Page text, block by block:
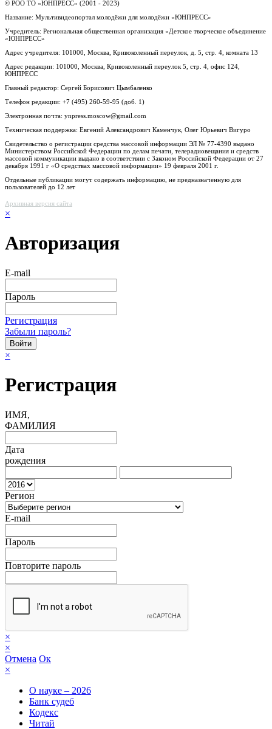
© РОО ТО «ЮНПРЕСС» (2001 - 2023)
Название: Мультивидеопортал молодёжи для молодёжи «ЮНПРЕСС»
Учредитель: Региональная общественная организация «Детское творческое объединение
«ЮНПРЕСС»
Адрес учредителя: 101000, Москва, Кривоколенный переулок, д. 5, стр. 4, комната 13
Адрес редакции: 101000, Москва, Кривоколенный переулок 5, стр. 4, офис 124,
ЮНПРЕСС
Главный редактор: Сергей Борисович Цымбаленко
Телефон редакции: +7 (495) 260-59-95 (доб. 1)
Электронная почта: ynpress.moscow@gmail.com
Техническая поддержка: Евгений Александрович Каменчук, Олег Юрьевич Вигуро
Свидетельство о регистрации средства массовой информации ЭЛ № 77-4390 выдано
Министерством Российской Федерации по делам печати, телерадиовещания и средств
массовой коммуникации выдано в соответствии с Законом Российской Федерации от 27
декабря 1991 г «О средствах массовой информации» 19 февраля 2001 г.
Отдельные публикации могут содержать информацию, не предназначенную для
пользователей до 12 лет
Архивная версия сайта
×
Авторизация
E-mail
Пароль
Регистрация
Забыли пароль?
×
Регистрация
ИМЯ,
ФАМИЛИЯ
Дата
рождения
Регион
E-mail
Пароль
Повторите пароль
×
×
Отмена Ок
×
О науке – 2026
Банк судеб
Кодекс
Читай